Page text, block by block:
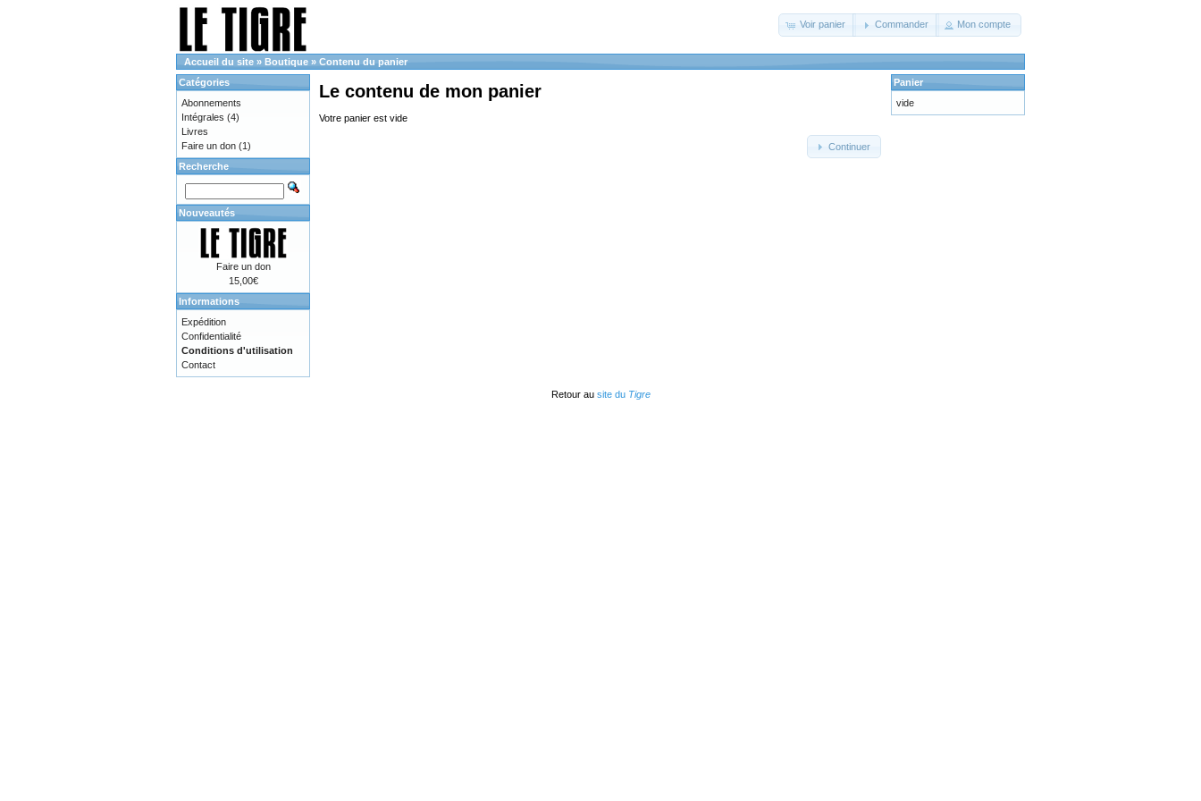
Voir panier Commander Mon compte
Accueil du site » Boutique » Contenu du panier
Le contenu de mon panier
Votre panier est vide
Continuer
Catégories
Abonnements
Intégrales (4)
Livres
Faire un don (1)
Recherche
Nouveautés
Faire un don
15,00€
Informations
Expédition
Confidentialité
Conditions d'utilisation
Contact
Panier
vide
Retour au site du Tigre